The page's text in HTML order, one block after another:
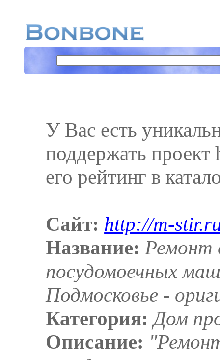
У Вас есть
поддержать
его рейтинг в
Сайт: http://m-
Название: Ремонт
посудомоечных
Подмосковье -
Категория: Дом
Описание: